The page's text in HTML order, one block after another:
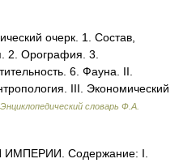
очерк. 1. Состав,
2. Орография. 3.
6. Фауна. II.
III. Экономический
Энциклопедический словарь Ф.А.
Содержание: I.